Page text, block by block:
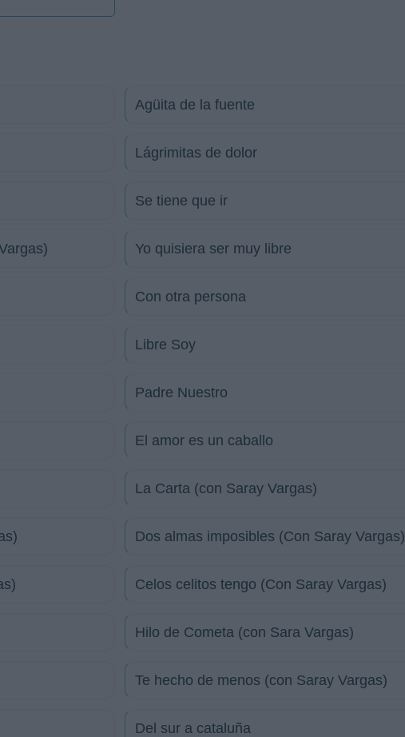
Agüita de la fuente
Lágrimitas de dolor
Se tiene que ir
Yo quisiera ser muy libre
Con otra persona
Libre Soy
Padre Nuestro
El amor es un caballo
La Carta (con Saray Vargas)
Dos almas imposibles (Con Saray Vargas)
Celos celitos tengo (Con Saray Vargas)
Hilo de Cometa (con Sara Vargas)
Te hecho de menos (con Saray Vargas)
Del sur a cataluña